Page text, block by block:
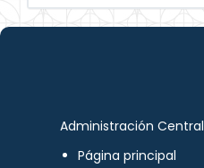
Administración Central
Página principal